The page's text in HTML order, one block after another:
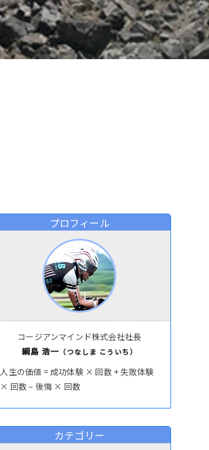
プロフィール
コージアンマインド株式会社社長
綱島 浩一 （つなしま こういち）
人生の価値 = 成功体験 × 回数 + 失敗体験
× 回数 – 後悔 × 回数
カテゴリー